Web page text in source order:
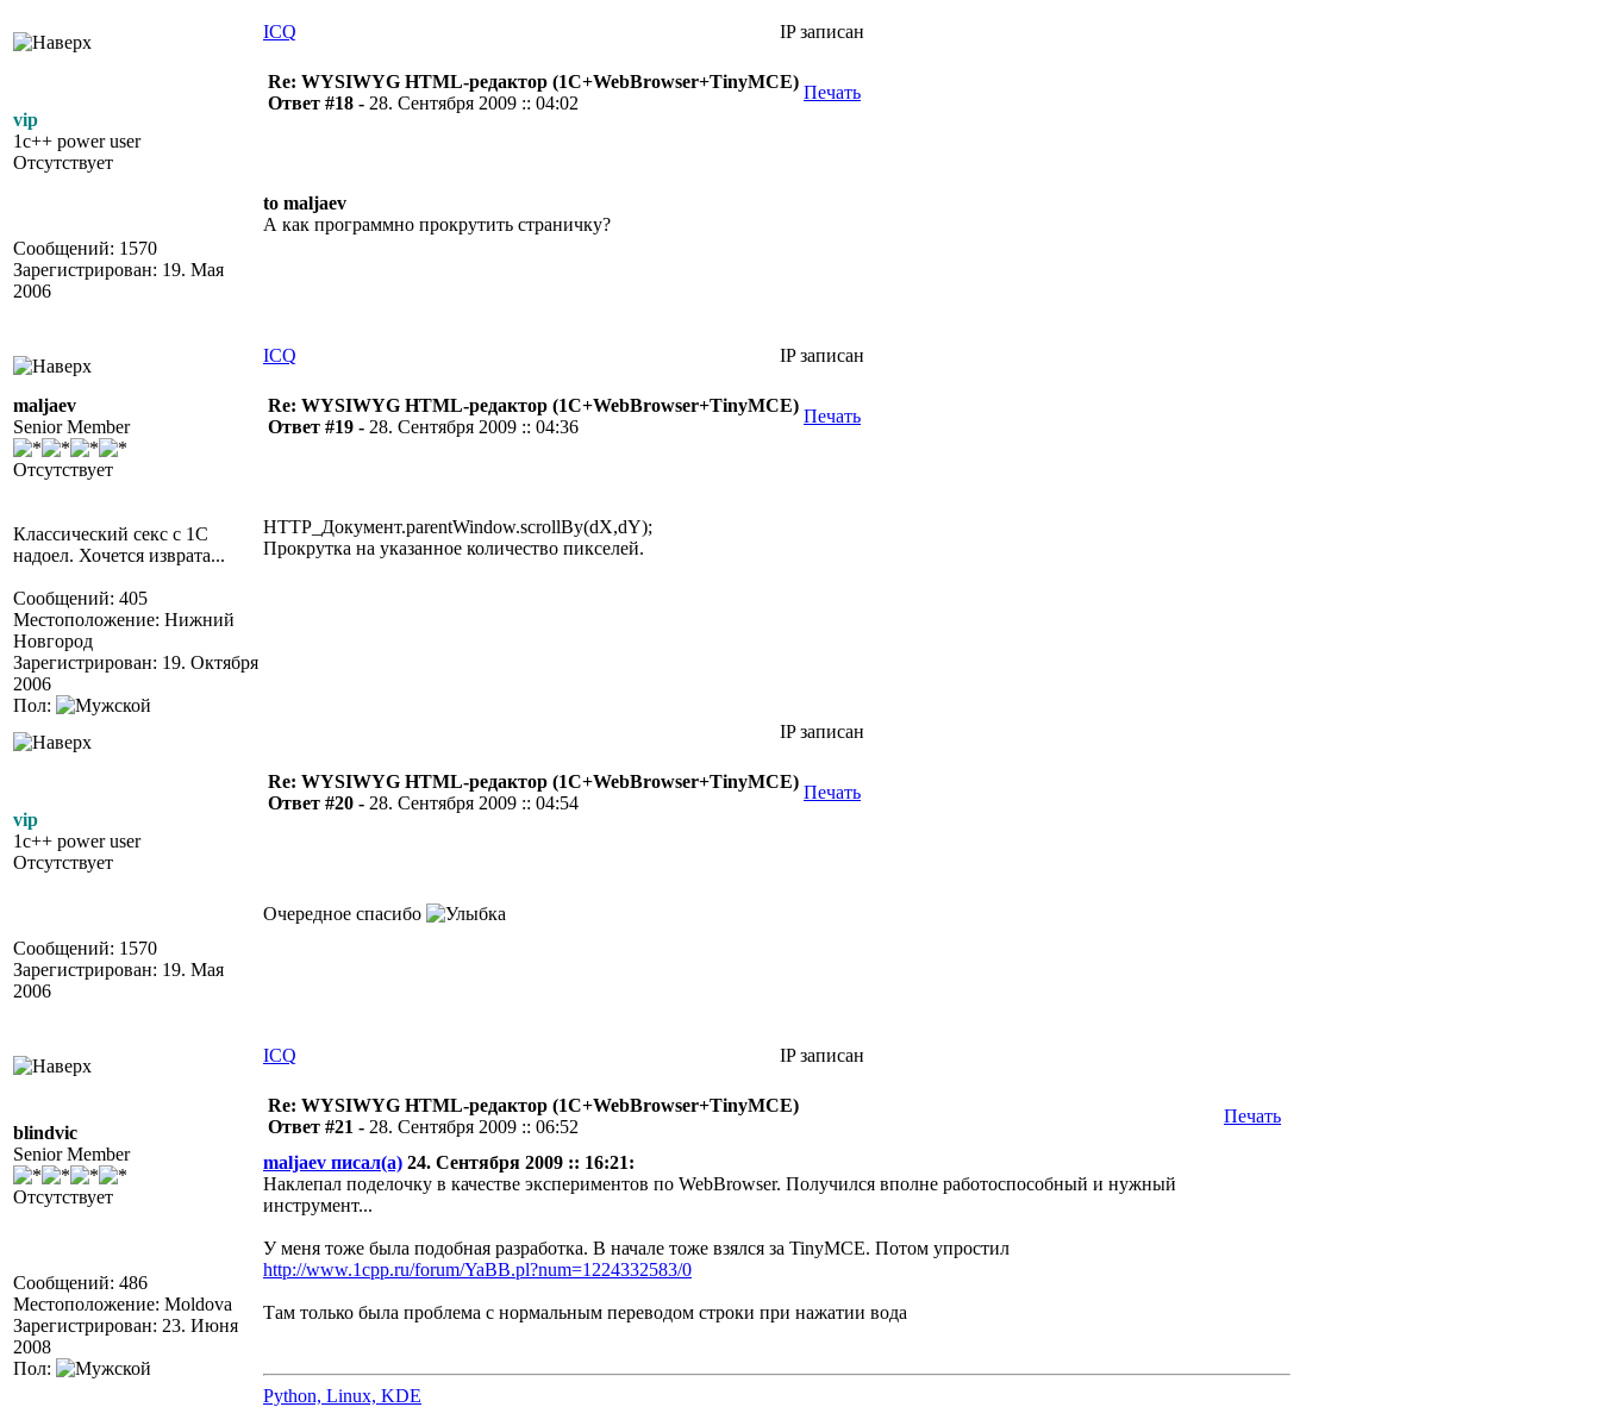
ICQ IP записан
vip
1c++ power user
Отсутствует
Сообщений: 1570
Зарегистрирован: 19. Мая
2006
Re: WYSIWYG HTML-редактор (1С+WebBrowser+TinyMCE)
Ответ #18 - 28. Сентября 2009 :: 04:02
Печать
to maljaev
А как программно прокрутить страничку?
ICQ IP записан
maljaev
Senior Member
Отсутствует
Классический секс с 1С
надоел. Хочется изврата...
Сообщений: 405
Местоположение: Нижний
Новгород
Зарегистрирован: 19. Октября
2006
Пол:
Re: WYSIWYG HTML-редактор (1С+WebBrowser+TinyMCE)
Ответ #19 - 28. Сентября 2009 :: 04:36
Печать
HTTP_Документ.parentWindow.scrollBy(dX,dY);
Прокрутка на указанное количество пикселей.
IP записан
vip
1c++ power user
Отсутствует
Сообщений: 1570
Зарегистрирован: 19. Мая
2006
Re: WYSIWYG HTML-редактор (1С+WebBrowser+TinyMCE)
Ответ #20 - 28. Сентября 2009 :: 04:54
Печать
Очередное спасибо
ICQ IP записан
blindvic
Senior Member
Отсутствует
Сообщений: 486
Местоположение: Moldova
Зарегистрирован: 23. Июня
2008
Пол:
Re: WYSIWYG HTML-редактор (1С+WebBrowser+TinyMCE)
Ответ #21 - 28. Сентября 2009 :: 06:52
Печать
maljaev писал(а) 24. Сентября 2009 :: 16:21:
Наклепал поделочку в качестве экспериментов по WebBrowser. Получился вполне работоспособный и нужный
инструмент...
У меня тоже была подобная разработка. В начале тоже взялся за TinyMCE. Потом упростил
http://www.1cpp.ru/forum/YaBB.pl?num=1224332583/0
Там только была проблема с нормальным переводом строки при нажатии вода
Python, Linux, KDE